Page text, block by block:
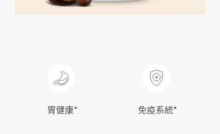
胃健康* 免疫系統*